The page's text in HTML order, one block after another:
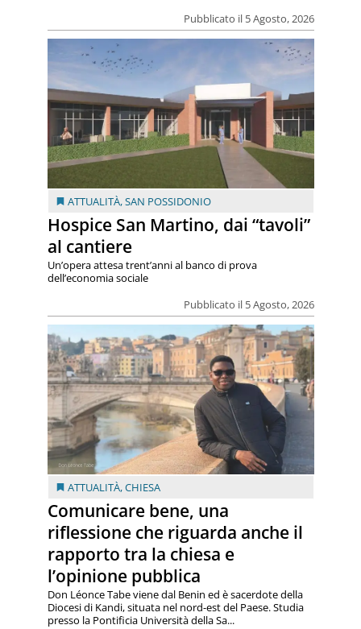
Pubblicato il 5 Agosto, 2026
ATTUALITÀ,SAN POSSIDONIO
Hospice San Martino, dai “tavoli”
al cantiere
Pubblicato il 5 Agosto, 2026
Un’opera attesa trent’anni al banco di prova
dell’economia sociale
ATTUALITÀ,CHIESA
Comunicare bene, una
riflessione che riguarda anche il
rapporto tra la chiesa e
l’opinione pubblica
Don Léonce Tabe viene dal Benin ed è sacerdote della
Diocesi di Kandi, situata nel nord-est del Paese. Studia
presso la Pontificia Università della Sa...